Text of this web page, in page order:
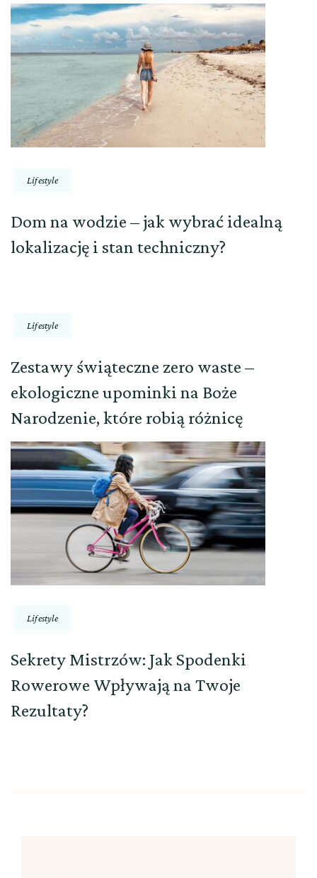
Lifestyle
Dom na wodzie – jak wybrać idealną
lokalizację i stan techniczny?
Lifestyle
Zestawy świąteczne zero waste –
ekologiczne upominki na Boże
Narodzenie, które robią różnicę
Lifestyle
Sekrety Mistrzów: Jak Spodenki
Rowerowe Wpływają na Twoje
Rezultaty?